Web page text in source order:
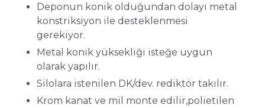
Deponun konik olduğundan dolayı metal
konstriksiyon ile desteklenmesi
gerekiyor.
Metal konik yüksekliği isteğe uygun
olarak yapılır.
Silolara istenilen DK/dev. rediktör takılır.
Krom kanat ve mil monte edilir,polietilen